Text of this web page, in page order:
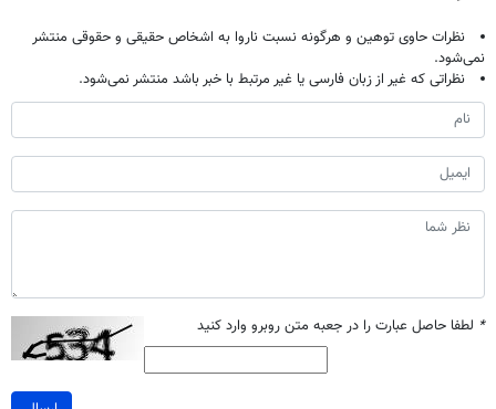
نظرات حاوی توهین و هرگونه نسبت ناروا به اشخاص حقیقی و حقوقی منتشر
نمی‌شود.
نظراتی که غیر از زبان فارسی یا غیر مرتبط با خبر باشد منتشر نمی‌شود.
* لطفا حاصل عبارت را در جعبه متن روبرو وارد کنید